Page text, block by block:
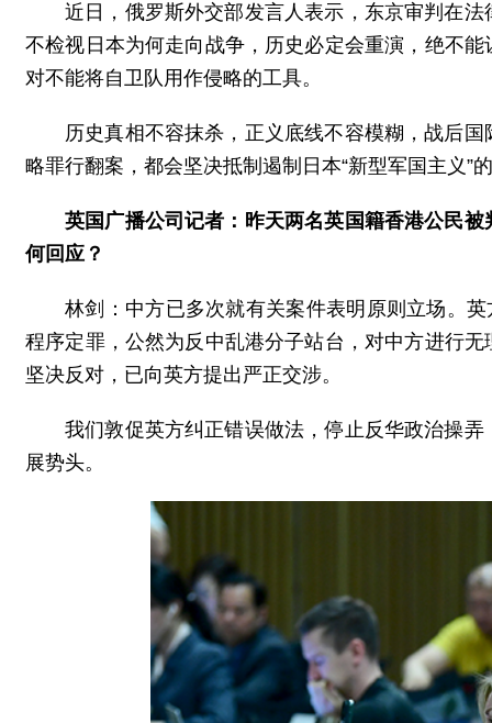
近日，俄罗斯外交部发言人表示，东京审判在
不检视日本为何走向战争，历史必定会重演，绝不
对不能将自卫队用作侵略的工具。
历史真相不容抹杀，正义底线不容模糊，战后
略罪行翻案，都会坚决抵制遏制日本“新型军国主义”
英国广播公司记者：昨天两名英国籍香港公民
何回应？
林剑：中方已多次就有关案件表明原则立场。
程序定罪，公然为反中乱港分子站台，对中方进行
坚决反对，已向英方提出严正交涉。
我们敦促英方纠正错误做法，停止反华政治操
展势头。